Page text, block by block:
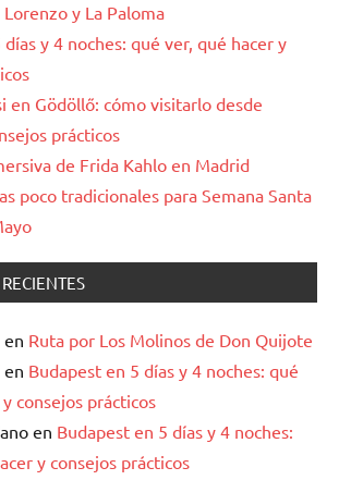
Lorenzo y La Paloma
y 4 noches: qué ver, qué hacer y
en Gödöllő: cómo visitarlo desde
prácticos
de Frida Kahlo en Madrid
poco tradicionales para Semana Santa
en Ruta por Los Molinos de Don Quijote
en Budapest en 5 días y 4 noches: qué
consejos prácticos
en Budapest en 5 días y 4 noches:
y consejos prácticos